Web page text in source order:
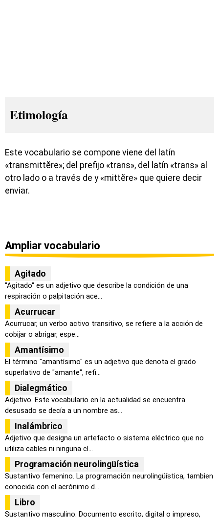
Etimología
Este vocabulario se compone viene del latín
«transmittĕre»; del prefijo «trans», del latín «trans» al
otro lado o a través de y «mittĕre» que quiere decir
enviar.
Ampliar vocabulario
Agitado
"Agitado" es un adjetivo que describe la condición de una
respiración o palpitación ace...
Acurrucar
Acurrucar, un verbo activo transitivo, se refiere a la acción de
cobijar o abrigar, espe...
Amantísimo
El término "amantísimo" es un adjetivo que denota el grado
superlativo de "amante", refi...
Dialegmático
Adjetivo. Este vocabulario en la actualidad se encuentra
desusado se decía a un nombre as...
Inalámbrico
Adjetivo que designa un artefacto o sistema eléctrico que no
utiliza cables ni ninguna cl...
Programación neurolingüística
Sustantivo femenino. La programación neurolingüística, tambien
conocida con el acrónimo d...
Libro
Sustantivo masculino. Documento escrito, digital o impreso,